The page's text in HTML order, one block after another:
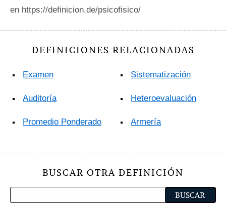
en https://definicion.de/psicofisico/
DEFINICIONES RELACIONADAS
Examen
Auditoría
Promedio Ponderado
Sistematización
Heteroevaluación
Armería
BUSCAR OTRA DEFINICIÓN